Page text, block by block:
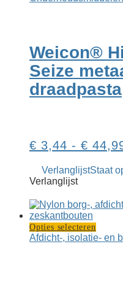
kan
op
de
Weicon®
Seize
draad­pasta
€ 3,44 - €
VerlanglijstStaat
Verlanglijst
Opties selecterenDit
Afdicht-, isolatie- en